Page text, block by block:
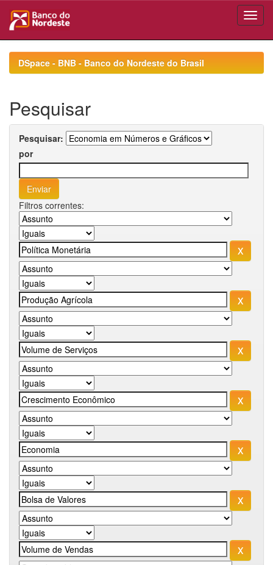
navigationDSpace - BNB - Banco do Nordeste do Brasil
Pesquisar
Pesquisar:
por
Filtros correntes: